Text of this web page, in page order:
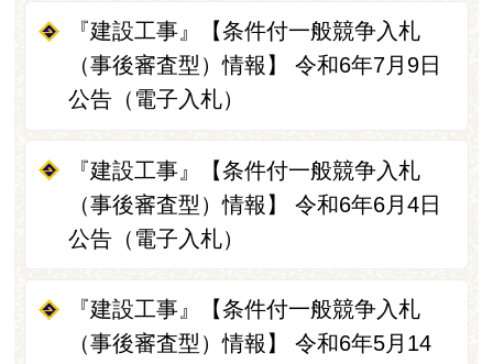
『建設工事』【条件付一般競争入札
（事後審査型）情報】 令和6年7月9日
公告（電子入札）
『建設工事』【条件付一般競争入札
（事後審査型）情報】 令和6年6月4日
公告（電子入札）
『建設工事』【条件付一般競争入札
（事後審査型）情報】 令和6年5月14